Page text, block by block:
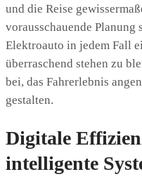
und die Reise
vorausschauende Planung
Elektroauto in jedem Fall
überraschend stehen zu
bei, das Fahrerlebnis
gestalten.
Digitale
intelligente